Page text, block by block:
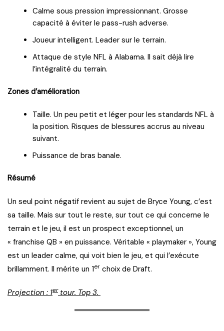
Calme sous pression impressionnant. Grosse
capacité à éviter le pass-rush adverse.
Joueur intelligent. Leader sur le terrain.
Attaque de style NFL à Alabama. Il sait déjà lire
l’intégralité du terrain.
Zones d’amélioration
Taille. Un peu petit et léger pour les standards NFL à
la position. Risques de blessures accrus au niveau
suivant.
Puissance de bras banale.
Résumé
Un seul point négatif revient au sujet de Bryce Young, c’est
sa taille. Mais sur tout le reste, sur tout ce qui concerne le
terrain et le jeu, il est un prospect exceptionnel, un
« franchise QB » en puissance. Véritable « playmaker », Young
est un leader calme, qui voit bien le jeu, et qui l’exécute
brillamment. Il mérite un 1er choix de Draft.
Projection : 1ertour. Top 3.